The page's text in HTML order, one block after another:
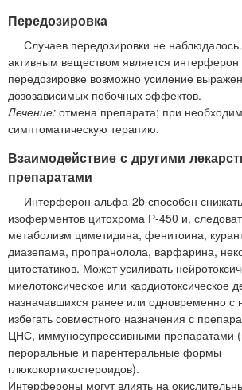
Передозировка
Случаев передозировки не
активным веществом является
передозировке возможно усиление
дозозависимых побочных эффектов.
Лечение: отмена препарата; при
симптоматическую терапию.
Взаимодействие с другими
препаратами
Интерферон альфа-2b способен снижать
изоферментов цитохрома Р-450 и,
метаболизм циметидина, фенитоина,
диазепама, пропранолола, варфарина,
цитостатиков. Может усиливать
миелотоксическое или кардиотоксическое
назначавшихся ранее или одновременно с
избегать совместного назначения с
ЦНС, иммуносупрессивными препаратами
пероральные и парентеральные формы
глюкокортикостероидов).
Интерфероны могут влиять на